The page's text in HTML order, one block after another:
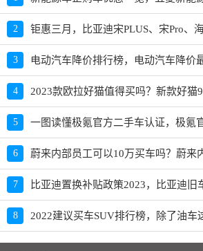
2
3
4
5
6
7
8